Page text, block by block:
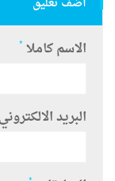
الاسم كاملا *
البريد الالكتروني